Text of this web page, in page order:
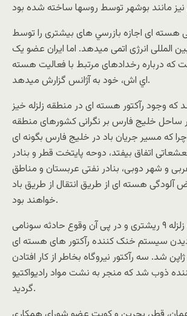
هسته ای اجازه بازرسي های بيشتری را توسط
المللی انرژی اتمی ميدهد. اما ايران عضو يک
که درباره رخدادهای مرتبط با فعاليت هسته
اي اش، خود به آژانس گزارش ميدهد.
که وجود رآکتور هسته ای در منطقه زلزله خيز
ساحل خليج فارس بر نگرانی کشورهای منطقه
که مسير جريان باد در خليج فارس بگونه ای
اتفاق بيفتد، دوحه پايتخت قطر و بنادر
و شهر دوبی، بنادر نفتی عربستان و مناطق
آلودگی هسته ای از طريق انتقال از طريق باد
خواهند بود.
ماه مارس ۲۰۱۱ يک زلزله ۹ ريشتری و در پی آن وقوع حادثه سونامی
سيستم خنک کننده رآکتور های هسته ای
شد. سه رآکتور نيروگاه بخاطر از کار افتادن
ذوب شد که منجر به نشت مواد راديواکتيو
گرديد.